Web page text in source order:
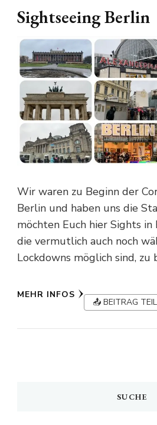
Sightseeing Berlin
Wir waren zu Beginn der
Berlin und haben uns die
möchten Euch hier Sights in
die vermutlich auch noch
Lockdowns möglich sind, zu
MEHR INFOS
📤 BEITRAG
SUCHE